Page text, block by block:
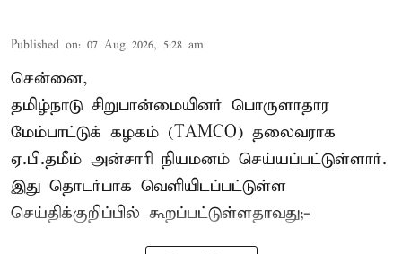
Published on: 07 Aug 2026, 5:28 am
சென்னை,
தமிழ்நாடு சிறுபான்மையினர் பொருளாதார
மேம்பாட்டுக் கழகம் (TAMCO) தலைவராக
ஏ.பி.தமீம் அன்சாரி நியமனம் செய்யப்பட்டுள்ளார்.
இது தொடர்பாக வெளியிடப்பட்டுள்ள
செய்திக்குறிப்பில் கூறப்பட்டுள்ளதாவது;-